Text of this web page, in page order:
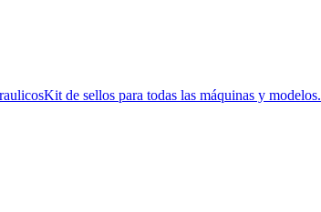
Kit de sellos para todas las máquinas y modelos.